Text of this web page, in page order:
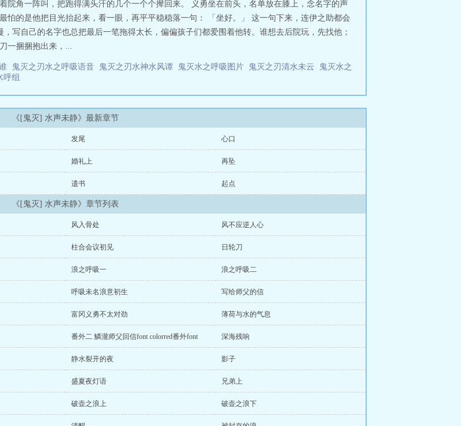
院角一阵叫，把跑得满头汗的几个一个个撵回来。 义勇坐在前头，名单放在膝上，念名字的声
怕的是他把目光抬起来，看一眼，再平平稳稳落一句： 「坐好。」 这一句下来，连伊之助都会
写自己的名字也总把最后一笔拖得太长，偏偏孩子们都爱围着他转。谁想去后院玩，先找他；
一捆捆抱出来，...
鬼灭之刃水之呼吸语音 鬼灭之刃水神水风谭 鬼灭水之呼吸图片 鬼灭之刃清水未云
鬼灭水之
呼组
《[鬼灭] 水声未静》最新章节
发尾 心口
婚礼上 再坠
遗书 起点
《[鬼灭] 水声未静》章节列表
风入骨处 风不应逆人心
柱合会议初见 日轮刀
浪之呼吸一 浪之呼吸二
呼吸未名浪意初生 写给师父的信
富冈义勇不太对劲 薄荷与水的气息
番外二 鱗瀧师父回信font colorred番外font 深海残响
静水裂开的夜 影子
盛夏夜灯语 兄弟上
破壶之浪上 破壶之浪下